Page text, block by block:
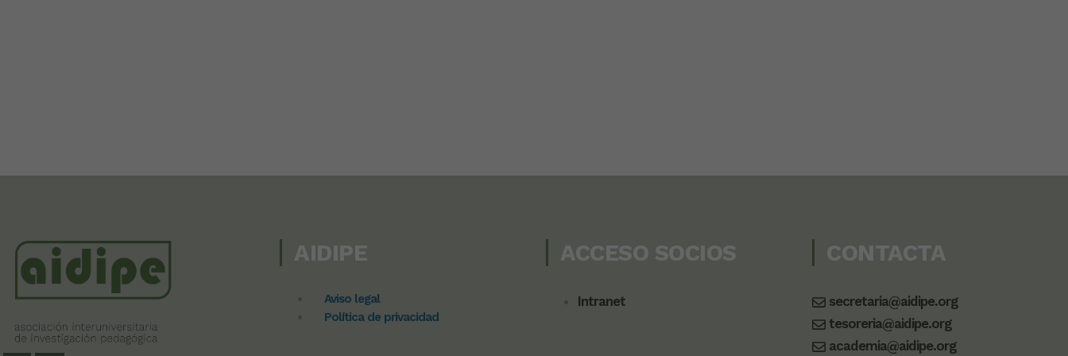
AIDIPE
Aviso legal
Política de privacidad
ACCESO SOCIOS
Intranet
CONTACTA
secretaria@aidipe.org
tesoreria@aidipe.org
academia@aidipe.org